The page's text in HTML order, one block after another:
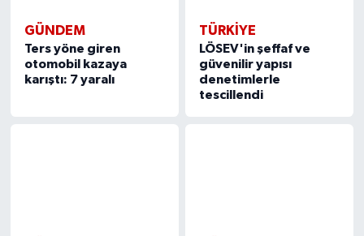
GÜNDEM
Ters yöne giren
otomobil kazaya
karıştı: 7 yaralı
TÜRKIYE
LÖSEV'in şeffaf ve
güvenilir yapısı
denetimlerle
tescillendi